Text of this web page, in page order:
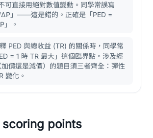
可直接用絕對數值變動。同學常誤寫
ΔP」——這是錯的。正確是「PED =
。
PED 與總收益 (TR) 的關係時，同學常
= 1 時 TR 最大」這個臨界點。涉及經
價還是減價）的題目須三者齊全：彈性
變化。
scoring points